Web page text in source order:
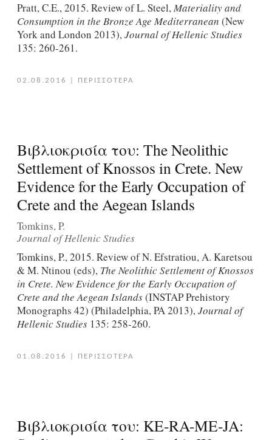
Pratt, C.E., 2015. Review of L. Steel,Materiality and
Consumption in the Bronze Age Mediterranean (New
York and London 2013),Journal of Hellenic Studies
135: 260-261.
02.08.2016 ΠΕΡΙΣΣΟΤΕΡΑ
Βιβλιοκρισία του: The Neolithic
Settlement of Knossos in Crete. New
Evidence for the Early Occupation of
Crete and the Aegean Islands
Tomkins, P.
Journal of Hellenic Studies
Tomkins, P., 2015. Review of N. Efstratiou, A. Karetsou
& M. Ntinou (eds), The Neolithic Settlement of Knossos
in Crete. New Evidence for the Early Occupation of
Crete and the Aegean Islands(INSTAP Prehistory
Monographs 42) (Philadelphia, PA 2013),Journal of
Hellenic Studies135: 258-260.
01.08.2016 ΠΕΡΙΣΣΟΤΕΡΑ
Βιβλιοκρισία του: KE-RA-ME-JA: